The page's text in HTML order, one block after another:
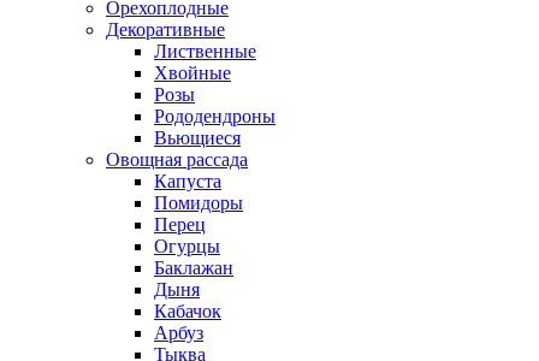
Орехоплодные
Декоративные
Лиственные
Хвойные
Розы
Рододендроны
Вьющиеся
Овощная рассада
Капуста
Помидоры
Перец
Огурцы
Баклажан
Дыня
Кабачок
Арбуз
Тыква